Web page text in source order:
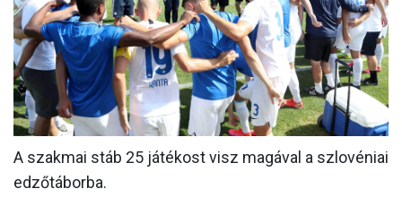
CSAPATOK
MÉRKŐZÉSEK
KLUB
GALÉRIA
SZURKOLÓI ÉLMÉNYEK
A szakmai stáb 25 játékost visz magával a szlovéniai
edzőtáborba.